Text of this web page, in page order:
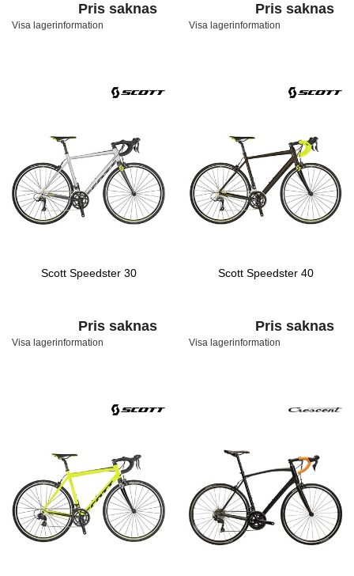
Pris saknas
Visa lagerinformation
Pris saknas
Visa lagerinformation
Scott Speedster 30
Pris saknas
Visa lagerinformation
Scott Speedster 40
Pris saknas
Visa lagerinformation